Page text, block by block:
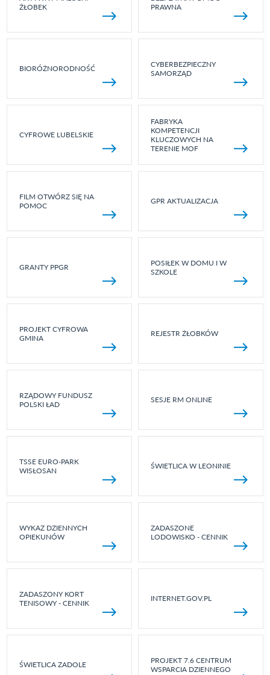
ŻŁOBEK
PRAWNA
BIORÓŻNORODNOŚĆ
CYBERBEZPIECZNY
SAMORZĄD
CYFROWE LUBELSKIE
FABRYKA
KOMPETENCJI
KLUCZOWYCH NA
TERENIE MOF
FILM OTWÓRZ SIĘ NA
POMOC
GPR AKTUALIZACJA
GRANTY PPGR
POSIŁEK W DOMU I W
SZKOLE
PROJEKT CYFROWA
GMINA
REJESTR ŻŁOBKÓW
RZĄDOWY FUNDUSZ
POLSKI ŁAD
SESJE RM ONLINE
TSSE EURO-PARK
WISŁOSAN
ŚWIETLICA W LEONINIE
WYKAZ DZIENNYCH
OPIEKUNÓW
ZADASZONE
LODOWISKO - CENNIK
ZADASZONY KORT
TENISOWY - CENNIK
INTERNET.GOV.PL
ŚWIETLICA ZADOLE
PROJEKT 7.6 CENTRUM
WSPARCIA DZIENNEGO